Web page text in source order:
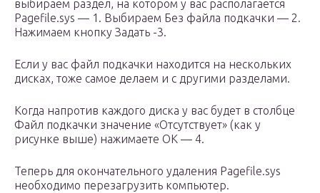
выбираем раздел, на котором у вас располагается
Pagefile.sys — 1. Выбираем Без файла подкачки — 2.
Нажимаем кнопку Задать -3.
Если у вас файл подкачки находится на нескольких
дисках, тоже самое делаем и с другими разделами.
Когда напротив каждого диска у вас будет в столбце
Файл подкачки значение «Отсутствует» (как у
рисунке выше) нажимаете ОК — 4.
Теперь для окончательного удаления Pagefile.sys
необходимо перезагрузить компьютер.